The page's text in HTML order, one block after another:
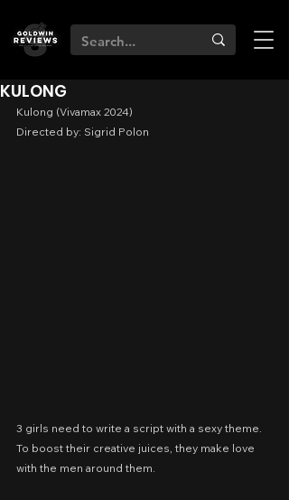
KULONG
Kulong (Vivamax 2024)
Directed by: Sigrid Polon
3 girls need to write a script with a sexy theme.
To boost their creative juices, they make love
with the men around them.